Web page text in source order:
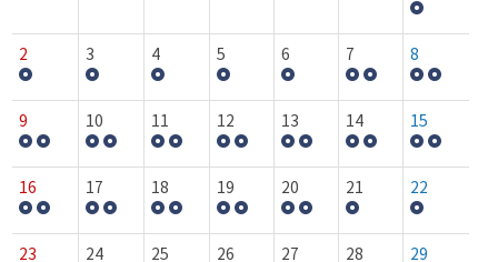
2 3 4 5 6 7 8
9 10 11 12 13 14 15
16 17 18 19 20 21 22
23 24 25 26 27 28 29